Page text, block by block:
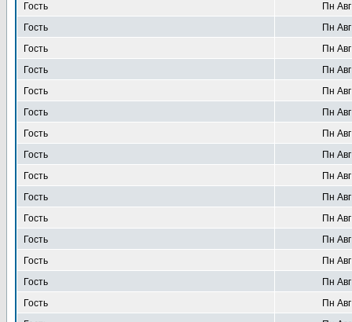
Гость
Пн
Гость
Пн
Гость
Пн
Гость
Пн
Гость
Пн
Гость
Пн
Гость
Пн
Гость
Пн
Гость
Пн
Гость
Пн
Гость
Пн
Гость
Пн
Гость
Пн
Гость
Пн
Гость
Пн